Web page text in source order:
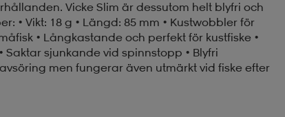
Vicke Slim är dessutom helt blyfri och
• Vikt: 18 g • Längd: 85 mm • Kustwobbler för
• Långkastande och perfekt för kustfiske •
sjunkande vid spinnstopp • Blyfri
men fungerar även utmärkt vid fiske efter